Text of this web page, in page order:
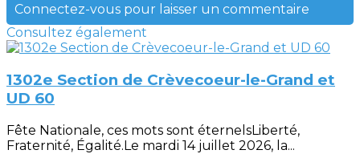
Connectez-vous pour laisser un commentaire
Consultez également
1302e Section de Crèvecoeur-le-Grand et
UD 60
Fête Nationale, ces mots sont éternelsLiberté,
Fraternité, Égalité.Le mardi 14 juillet 2026, la...